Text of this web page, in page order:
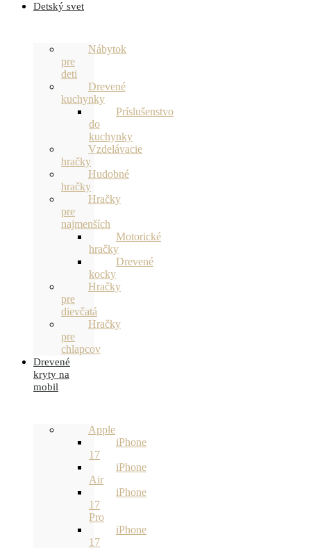
Detský svet
Nábytok
pre
deti
Drevené
kuchynky
Príslušenstvo
do
kuchynky
Vzdelávacie
hračky
Hudobné
hračky
Hračky
pre
najmenších
Motorické
hračky
Drevené
kocky
Hračky
pre
dievčatá
Hračky
pre
chlapcov
Drevené
kryty na
mobil
Apple
iPhone
17
iPhone
Air
iPhone
17
Pro
iPhone
17